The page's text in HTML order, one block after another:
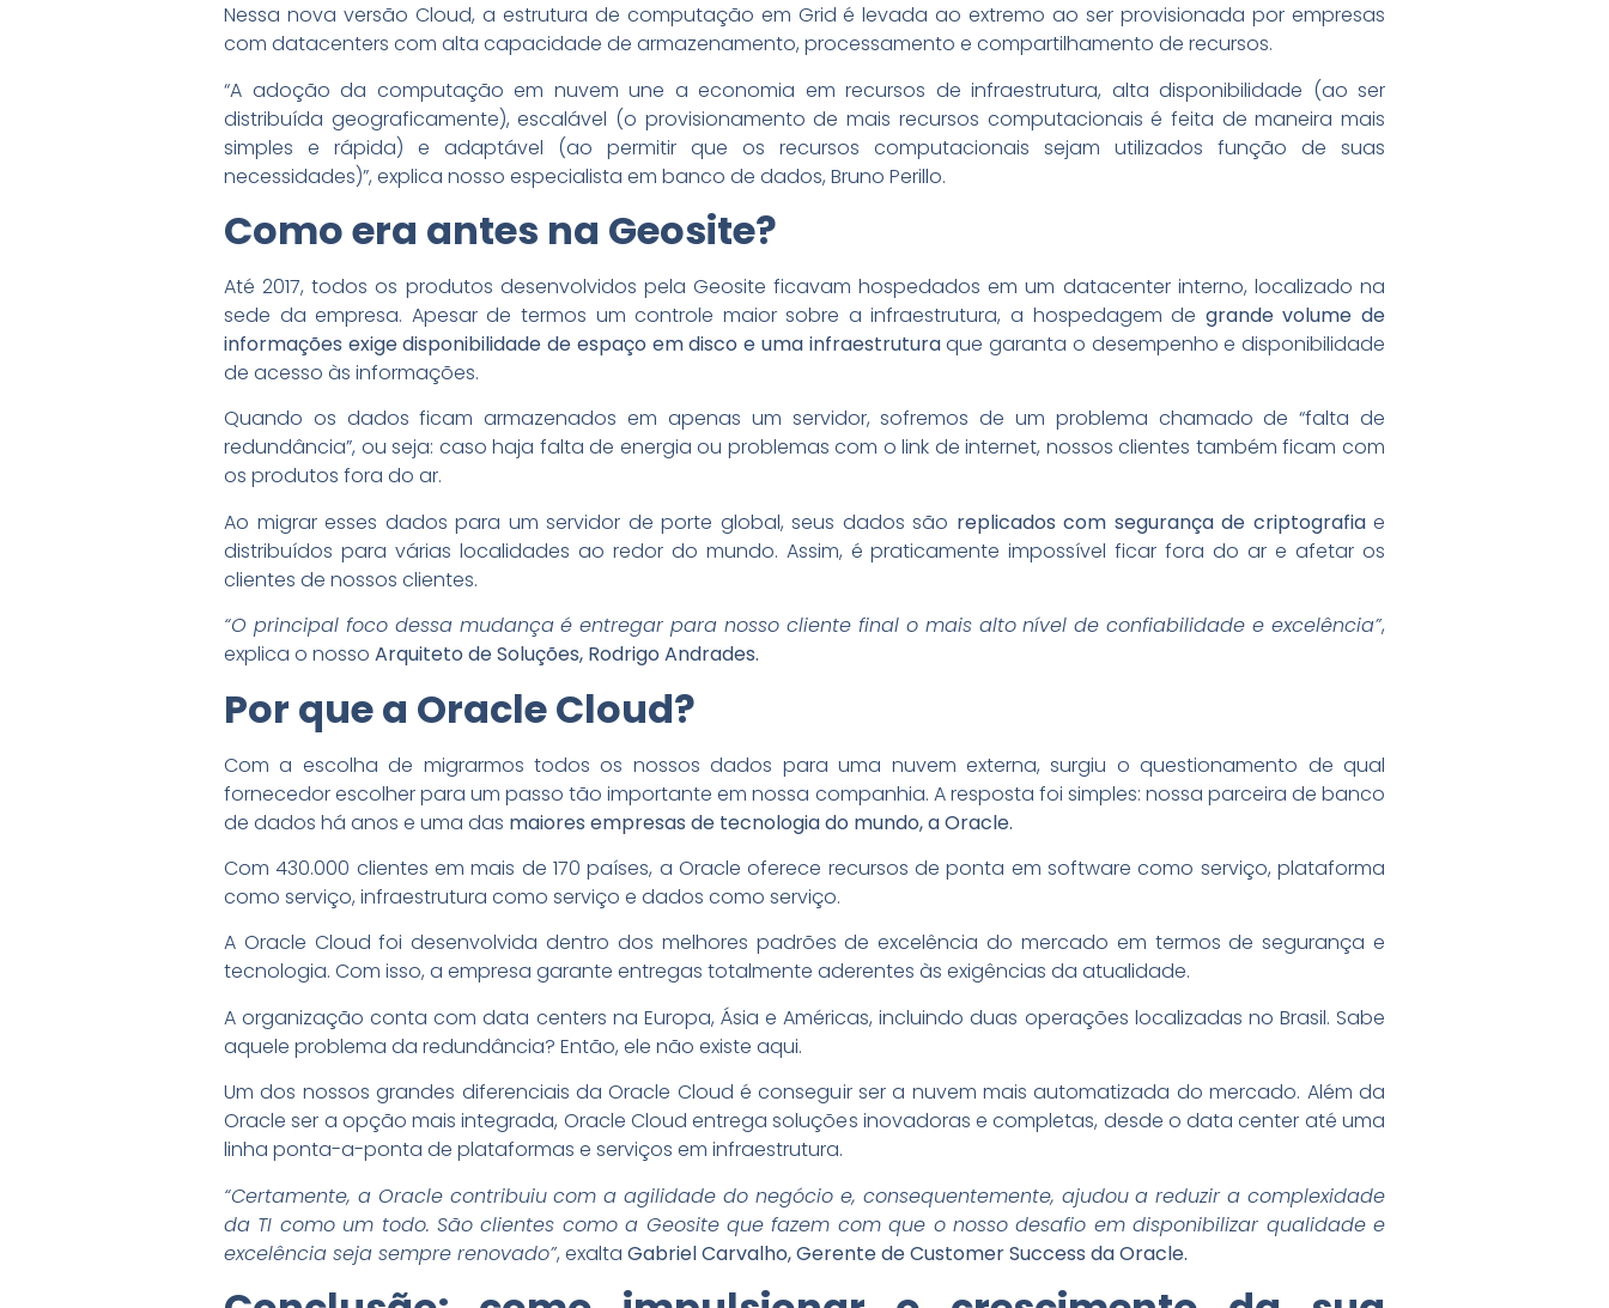
Nessa nova versão Cloud, a estrutura de computação em Grid é levada ao extremo ao ser provisionada por empresas
com datacenters com alta capacidade de armazenamento, processamento e compartilhamento de recursos.
“A adoção da computação em nuvem une a economia em recursos de infraestrutura, alta disponibilidade (ao ser
distribuída geograficamente), escalável (o provisionamento de mais recursos computacionais é feita de maneira mais
simples e rápida) e adaptável (ao permitir que os recursos computacionais sejam utilizados função de suas
necessidades)”, explica nosso especialista em banco de dados, Bruno Perillo.
Como era antes na Geosite?
Até 2017, todos os produtos desenvolvidos pela Geosite ficavam hospedados em um datacenter interno, localizado na
sede da empresa. Apesar de termos um controle maior sobre a infraestrutura, a hospedagem de grande volume de
informações exige disponibilidade de espaço em disco e uma infraestruturaque garanta o desempenho e disponibilidade
de acesso às informações.
Quando os dados ficam armazenados em apenas um servidor, sofremos de um problema chamado de “falta de
redundância”, ou seja: caso haja falta de energia ou problemas com o link de internet, nossos clientes também ficam com
os produtos fora do ar.
Ao migrar esses dados para um servidor de porte global, seus dados são replicados com segurança de criptografia e
distribuídos para várias localidades ao redor do mundo. Assim, é praticamente impossível ficar fora do ar e afetar os
clientes de nossos clientes.
“O principal foco dessa mudança é entregar para nosso cliente final o mais alto nível de confiabilidade e excelência”,
explica o nosso Arquiteto de Soluções, Rodrigo Andrades.
Por que a Oracle Cloud?
Com a escolha de migrarmos todos os nossos dados para uma nuvem externa, surgiu o questionamento de qual
fornecedor escolher para um passo tão importante em nossa companhia. A resposta foi simples: nossa parceira de banco
de dados há anos e uma das maiores empresas de tecnologia do mundo, a Oracle.
Com 430.000 clientes em mais de 170 países, a Oracle oferece recursos de ponta em software como serviço, plataforma
como serviço, infraestrutura como serviço e dados como serviço.
A Oracle Cloud foi desenvolvida dentro dos melhores padrões de excelência do mercado em termos de segurança e
tecnologia. Com isso, a empresa garante entregas totalmente aderentes às exigências da atualidade.
A organização conta com data centers na Europa, Ásia e Américas, incluindo duas operações localizadas no Brasil. Sabe
aquele problema da redundância? Então, ele não existe aqui.
Um dos nossos grandes diferenciais da Oracle Cloud é conseguir ser a nuvem mais automatizada do mercado. Além da
Oracle ser a opção mais integrada, Oracle Cloud entrega soluções inovadoras e completas, desde o data center até uma
linha ponta-a-ponta de plataformas e serviços em infraestrutura.
“Certamente, a Oracle contribuiu com a agilidade do negócio e, consequentemente, ajudou a reduzir a complexidade
da TI como um todo. São clientes como a Geosite que fazem com que o nosso desafio em disponibilizar qualidade e
excelência seja sempre renovado”, exalta Gabriel Carvalho, Gerente de Customer Success da Oracle.